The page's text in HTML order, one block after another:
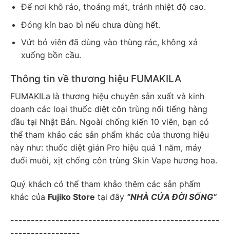
Để nơi khô ráo, thoáng mát, tránh nhiệt độ cao.
Đóng kín bao bì nếu chưa dùng hết.
Vứt bỏ viên đã dùng vào thùng rác, không xả
xuống bồn cầu.
Thông tin về thương hiệu FUMAKILA
FUMAKILa là thương hiệu chuyên sản xuất và kinh
doanh các loại thuốc diệt côn trùng nổi tiếng hàng
đầu tại Nhật Bản. Ngoài chống kiến 10 viên, bạn có
thể tham khảo các sản phẩm khác của thương hiệu
này như: thuốc diệt gián Pro hiệu quả 1 năm, máy
đuổi muỗi, xịt chống côn trùng Skin Vape hương hoa.
Quý khách có thể tham khảo thêm các sản phẩm
khác của Fujiko Store tại đây “NHÀ CỬA ĐỜI SỐNG“
---------------------------------------------------
-----------------